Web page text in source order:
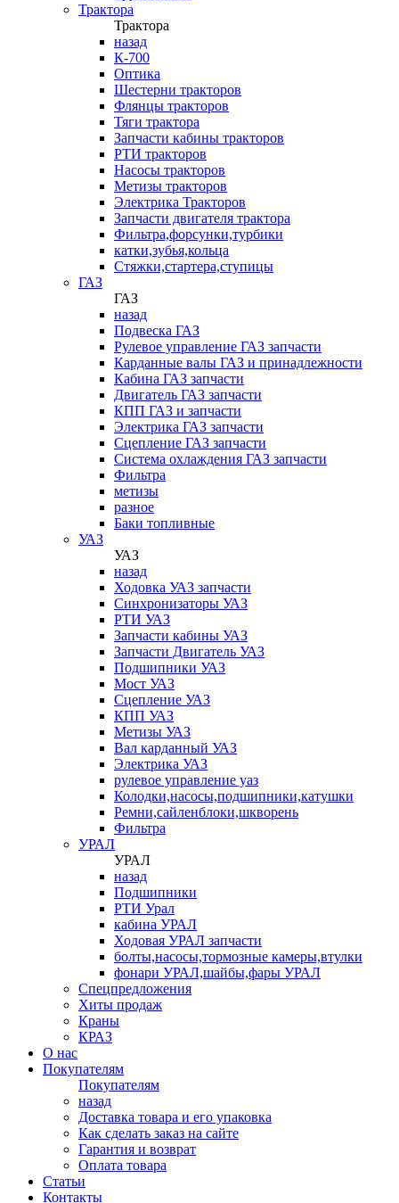
Трактора
Трактора
назад
К-700
Оптика
Шестерни тракторов
Флянцы тракторов
Тяги трактора
Запчасти кабины тракторов
РТИ тракторов
Насосы тракторов
Метизы тракторов
Электрика Тракторов
Запчасти двигателя трактора
Фильтра,форсунки,турбики
катки,зубья,кольца
Стяжки,стартера,ступицы
ГАЗ
ГАЗ
назад
Подвеска ГАЗ
Рулевое управление ГАЗ запчасти
Карданные валы ГАЗ и принадлежности
Кабина ГАЗ запчасти
Двигатель ГАЗ запчасти
КПП ГАЗ и запчасти
Электрика ГАЗ запчасти
Сцепление ГАЗ запчасти
Система охлаждения ГАЗ запчасти
Фильтра
метизы
разное
Баки топливные
УАЗ
УАЗ
назад
Ходовка УАЗ запчасти
Синхронизаторы УАЗ
РТИ УАЗ
Запчасти кабины УАЗ
Запчасти Двигатель УАЗ
Подшипники УАЗ
Мост УАЗ
Сцепление УАЗ
КПП УАЗ
Метизы УАЗ
Вал карданный УАЗ
Электрика УАЗ
рулевое управление уаз
Колодки,насосы,подшипники,катушки
Ремни,сайленблоки,шкворень
Фильтра
УРАЛ
УРАЛ
назад
Подшипники
РТИ Урал
кабина УРАЛ
Ходовая УРАЛ запчасти
болты,насосы,тормозные камеры,втулки
фонари УРАЛ,шайбы,фары УРАЛ
Спецпредложения
Хиты продаж
Краны
КРАЗ
О нас
Покупателям
Покупателям
назад
Доставка товара и его упаковка
Как сделать заказ на сайте
Гарантия и возврат
Оплата товара
Статьи
Контакты